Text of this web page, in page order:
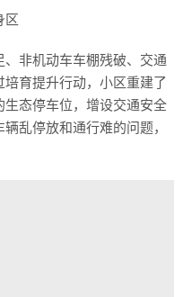
区
非机动车车棚残破、交通
育提升行动，小区重建了
态停车位，增设交通安全
乱停放和通行难的问题，